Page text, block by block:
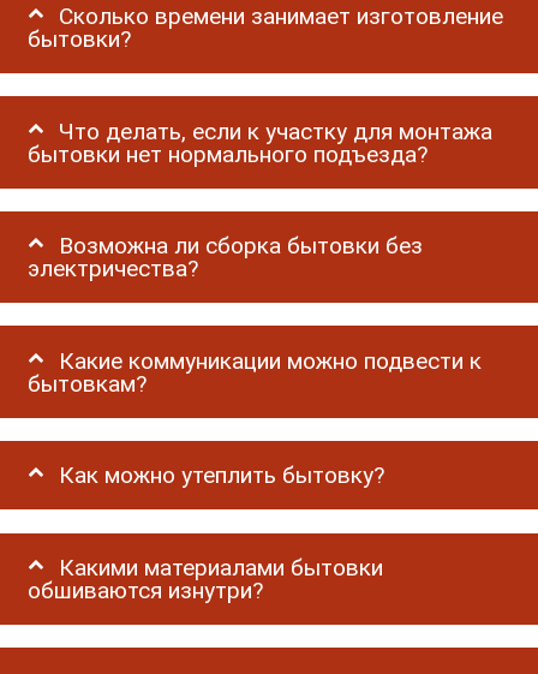
Сколько времени занимает изготовление
бытовки?
Что делать, если к участку для монтажа
бытовки нет нормального подъезда?
Возможна ли сборка бытовки без
электричества?
Какие коммуникации можно подвести к
бытовкам?
Как можно утеплить бытовку?
Какими материалами бытовки
обшиваются изнутри?